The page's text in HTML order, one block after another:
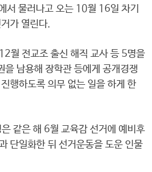
서 물러나고 오는 10월 16일 차기
가 열린다.
전교조 출신 해직 교사 등 5명을
을 남용해 장학관 등에게 공개경쟁
행하도록 의무 없는 일을 하게 한
같은 해 6월 교육감 선거에 예비후
단일화한 뒤 선거운동을 도운 인물